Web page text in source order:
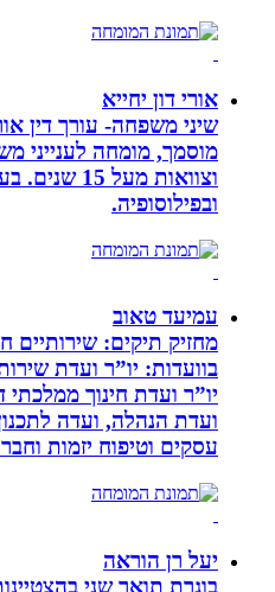
אורי דון יחייא
שיני משפחה- עורך דין אורי
מוסמך, מומחה לענייני משפחה,
וצוואות מעל 15
ובפילוסופיה.
עמיעד טאוב
מחזיק תיקים: שירותיים
בוועדות: יו”ר ועדת שירותים
יו”ר ועדת חינוך ממלכתי דתי
ועדת הנהלה, ועדה לתכנון
עסקים וטיפוח יזמות וחבר
יעל רן הוראה
בוגרת תואר שני בהצטיינות